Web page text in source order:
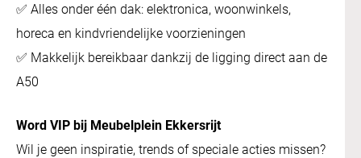
✅ Alles onder één dak: elektronica, woonwinkels,
horeca en kindvriendelijke voorzieningen
✅ Makkelijk bereikbaar dankzij de ligging direct aan de
A50
Word VIP bij Meubelplein Ekkersrijt
Wil je geen inspiratie, trends of speciale acties missen?